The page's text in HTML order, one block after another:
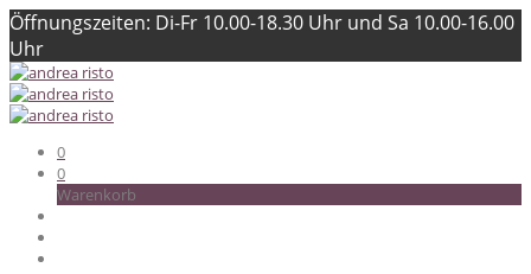
Öffnungszeiten: Di-Fr 10.00-18.30 Uhr und Sa 10.00-16.00
Uhr
0
0
Warenkorb